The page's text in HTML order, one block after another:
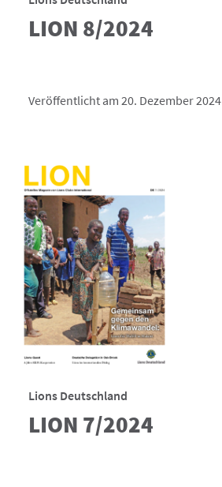
LION 8/2024
Veröffentlicht am 20. Dezember 2024
Lions Deutschland
LION 7/2024